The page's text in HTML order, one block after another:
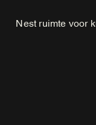
Nest ruimte voor